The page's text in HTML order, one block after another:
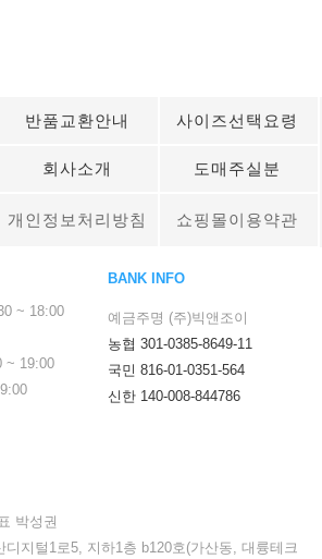
반품교환안내 사이즈선택요령
회사소개 도매주실분
개인정보처리방침 쇼핑몰이용약관
~ 18:00
~ 19:00
BANK INFO
예금주명 (주)빅앤조이
농협 301-0385-8649-11
국민 816-01-0351-564
신한 140-008-844786
박성권
디지털1로5, 지하1층 b120호(가산동, 대륭테크